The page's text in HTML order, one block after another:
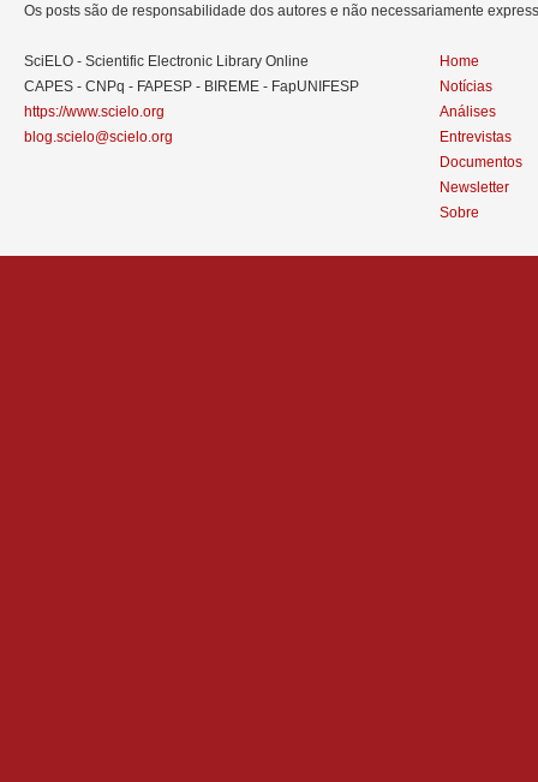
Os posts são de responsabilidade dos autores e não necessariamente
SciELO - Scientific Electronic Library Online
CAPES - CNPq - FAPESP - BIREME - FapUNIFESP
https://www.scielo.org
blog.scielo@scielo.org
Home
Notícias
Análises
Entrevistas
Documentos
Newsletter
Sobre